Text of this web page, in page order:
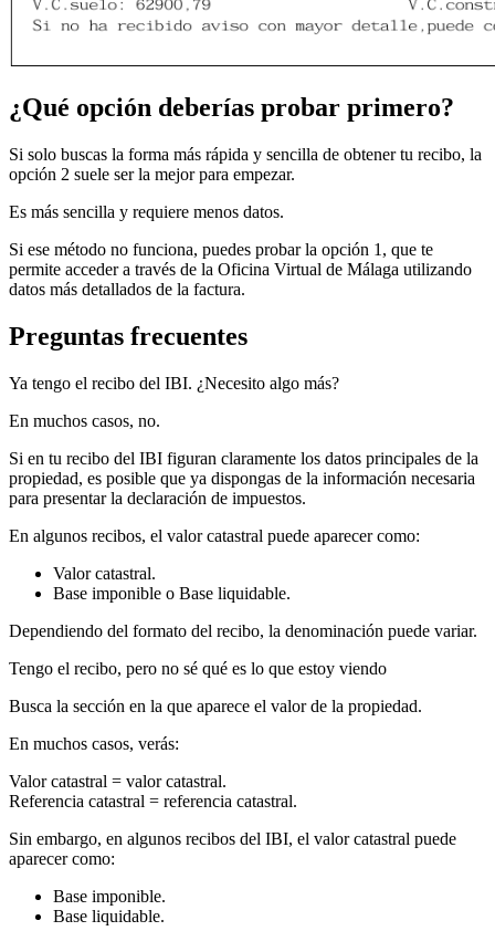
¿Qué opción deberías probar primero?
Si solo buscas la forma más rápida y sencilla de obtener tu recibo, la
opción 2 suele ser la mejor para empezar.
Es más sencilla y requiere menos datos.
Si ese método no funciona, puedes probar la opción 1 , que te
permite acceder a través de la Oficina Virtual de Málaga utilizando
datos más detallados de la factura.
Preguntas frecuentes
Ya tengo el recibo del IBI. ¿Necesito algo más?
En muchos casos, no.
Si en tu recibo del IBI figuran claramente los datos principales de la
propiedad, es posible que ya dispongas de la información necesaria
para presentar la declaración de impuestos.
En algunos recibos, el valor catastral puede aparecer como:
Valor catastral.
Base imponible o Base liquidable.
Dependiendo del formato del recibo, la denominación puede variar.
Tengo el recibo, pero no sé qué es lo que estoy viendo
Busca la sección en la que aparece el valor de la propiedad.
En muchos casos, verás:
Valor catastral = valor catastral.
Referencia catastral = referencia catastral.
Sin embargo, en algunos recibos del IBI, el valor catastral puede
aparecer como:
Base imponible.
Base liquidable.